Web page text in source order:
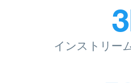
インストリー